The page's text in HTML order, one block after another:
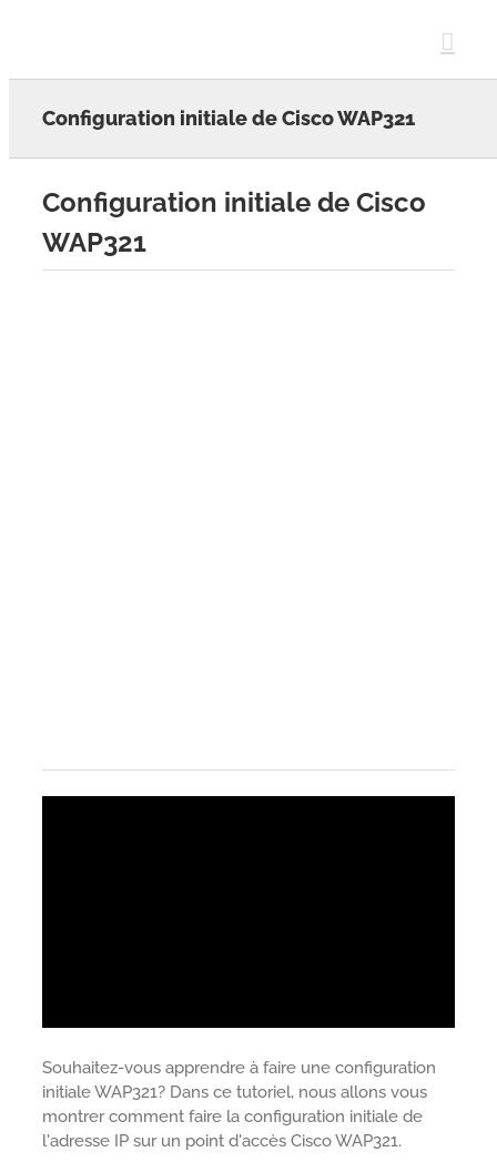
Configuration initiale de Cisco WAP321
Configuration initiale de Cisco
WAP321
Souhaitez-vous apprendre à faire une configuration
initiale WAP321? Dans ce tutoriel, nous allons vous
montrer comment faire la configuration initiale de
l'adresse IP sur un point d'accès Cisco WAP321.